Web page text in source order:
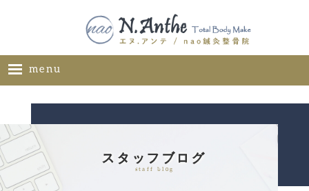
menu
メニュー
ギャラリー
スタッフブログ
staff blog